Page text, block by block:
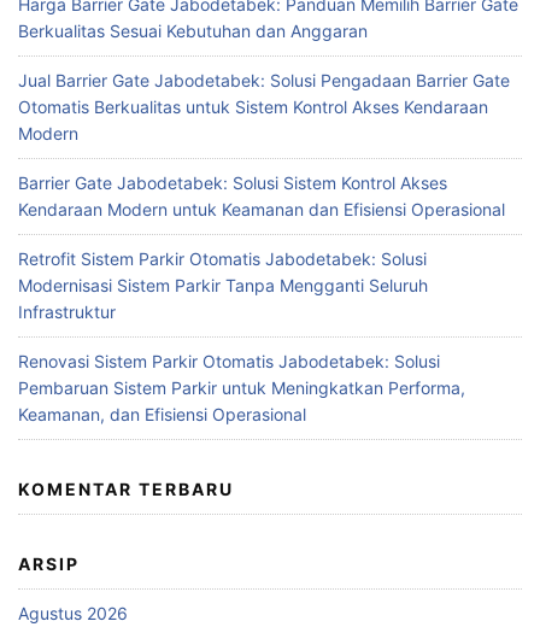
Harga Barrier Gate Jabodetabek: Panduan Memilih Barrier Gate
Berkualitas Sesuai Kebutuhan dan Anggaran
Jual Barrier Gate Jabodetabek: Solusi Pengadaan Barrier Gate
Otomatis Berkualitas untuk Sistem Kontrol Akses Kendaraan
Modern
Barrier Gate Jabodetabek: Solusi Sistem Kontrol Akses
Kendaraan Modern untuk Keamanan dan Efisiensi Operasional
Retrofit Sistem Parkir Otomatis Jabodetabek: Solusi
Modernisasi Sistem Parkir Tanpa Mengganti Seluruh
Infrastruktur
Renovasi Sistem Parkir Otomatis Jabodetabek: Solusi
Pembaruan Sistem Parkir untuk Meningkatkan Performa,
Keamanan, dan Efisiensi Operasional
KOMENTAR TERBARU
ARSIP
Agustus 2026